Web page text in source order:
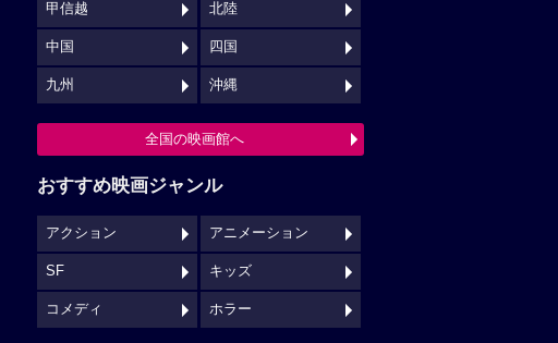
甲信越 北陸
中国 四国
九州 沖縄
全国の映画館へ
おすすめ映画ジャンル
アクション アニメーション
SF キッズ
コメディ ホラー